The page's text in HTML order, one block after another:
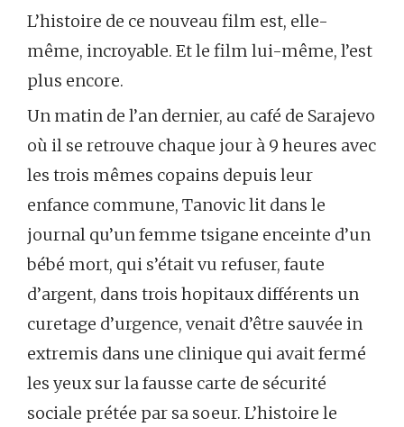
L’histoire de ce nouveau film est, elle-
même, incroyable. Et le film lui-même, l’est
plus encore.
Un matin de l’an dernier, au café de Sarajevo
où il se retrouve chaque jour à 9 heures avec
les trois mêmes copains depuis leur
enfance commune, Tanovic lit dans le
journal qu’un femme tsigane enceinte d’un
bébé mort, qui s’était vu refuser, faute
d’argent, dans trois hopitaux différents un
curetage d’urgence, venait d’être sauvée in
extremis dans une clinique qui avait fermé
les yeux sur la fausse carte de sécurité
sociale prétée par sa soeur. L’histoire le